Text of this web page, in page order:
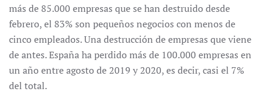
más de 85.000 empresas que se han destruido desde
febrero, el 83% son pequeños negocios con menos de
cinco empleados. Una destrucción de empresas que viene
de antes. España ha perdido más de 100.000 empresas en
un año entre agosto de 2019 y 2020, es decir, casi el 7%
del total.